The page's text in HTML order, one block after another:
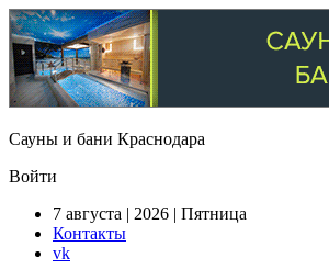
Сауны и бани Краснодара
Войти
7 августа | 2026 | Пятница
Контакты
vk